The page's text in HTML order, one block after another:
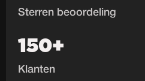
Sterren beoordeling
150+
Klanten